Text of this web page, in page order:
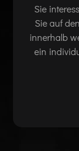
Sie
Sie auf
innerhalb
ein